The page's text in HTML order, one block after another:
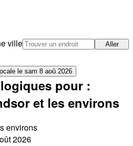
ville
Aller
le sam 8 aoû 2026
pour :
et les environs
environs
2026